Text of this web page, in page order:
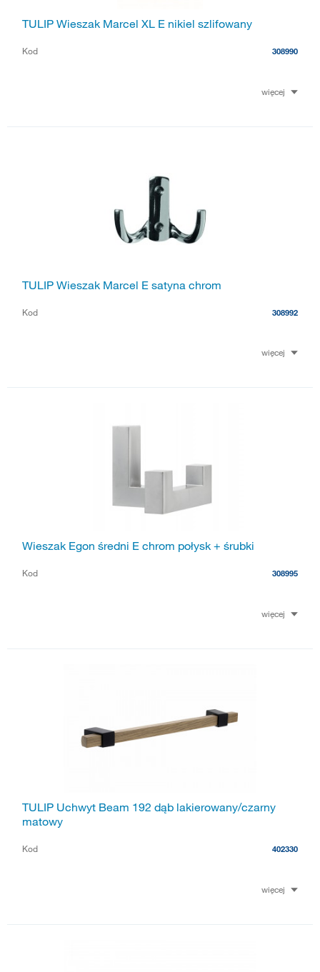
TULIP Wieszak Marcel XL E nikiel szlifowany
Kod 308990
więcej
TULIP Wieszak Marcel E satyna chrom
Kod 308992
więcej
Wieszak Egon średni E chrom połysk + śrubki
Kod 308995
więcej
TULIP Uchwyt Beam 192 dąb lakierowany/czarny
matowy
Kod 402330
więcej